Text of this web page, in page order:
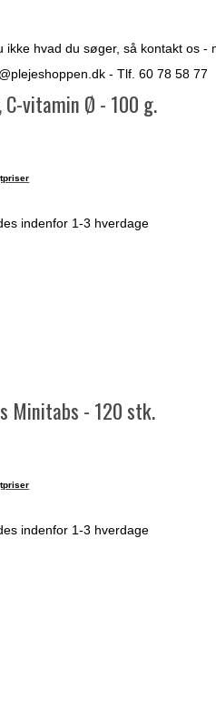
hvad du søger, så kontakt os
- Tlf. 60 78 58 77
C-vitamin Ø - 100 g.
indenfor 1-3 hverdage
Minitabs - 120 stk.
indenfor 1-3 hverdage